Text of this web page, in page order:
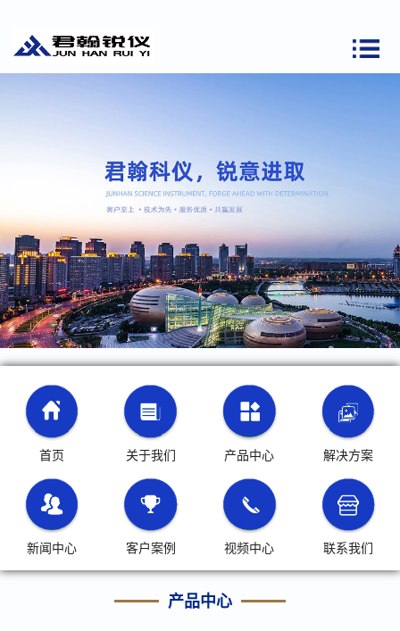
首页 关于我们 产品中心 解决方案
新闻中心 客户案例 视频中心 联系我们
产品中心